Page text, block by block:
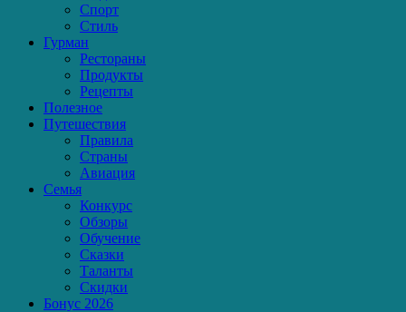
Спорт
Стиль
Гурман
Рестораны
Продукты
Рецепты
Полезное
Путешествия
Правила
Страны
Авиация
Семья
Конкурс
Обзоры
Обучение
Сказки
Таланты
Скидки
Бонус 2026